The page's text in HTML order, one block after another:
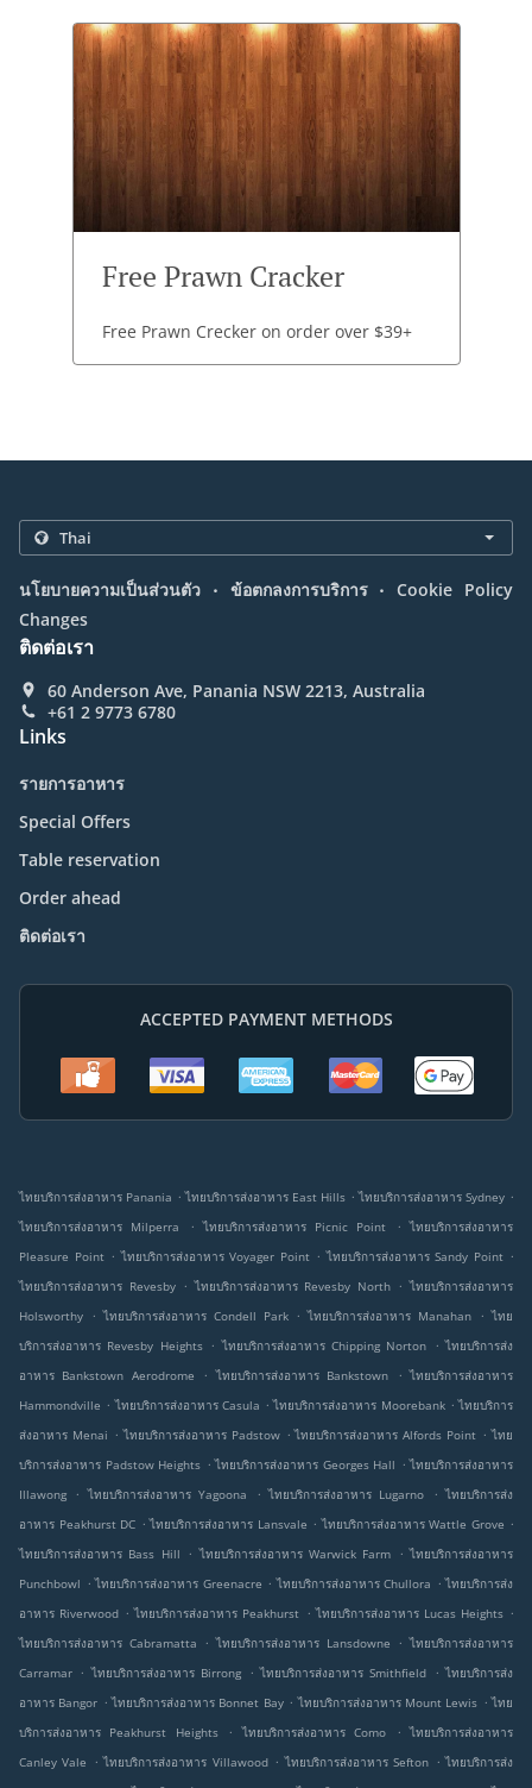
Free Prawn Cracker
Free Prawn Crecker on order over $39+
นโยบายความเป็นส่วนตัว . ข้อตกลงการบริการ . Cookie Policy
Changes
ติดต่อเรา
60 Anderson Ave, Panania NSW 2213, Australia
+61 2 9773 6780
Links
รายการอาหาร
Special Offers
Table reservation
Order ahead
ติดต่อเรา
ACCEPTED PAYMENT METHODS
ไทยบริการส่งอาหาร Panania . ไทยบริการส่งอาหาร East Hills . ไทยบริการส่งอาหาร Sydney .
ไทยบริการส่งอาหาร Milperra
. ไทยบริการส่งอาหาร Picnic Point . ไทยบริการส่งอาหาร
Pleasure Point . ไทยบริการส่งอาหาร Voyager Point . ไทยบริการส่งอาหาร Sandy Point .
ไทยบริการส่งอาหาร Revesby
. ไทยบริการส่งอาหาร Revesby North . ไทยบริการส่งอาหาร
Holsworthy
. ไทยบริการส่งอาหาร Condell Park . ไทยบริการส่งอาหาร Manahan . ไทย
บริการส่งอาหาร Revesby Heights . ไทยบริการส่งอาหาร Chipping Norton . ไทยบริการส่ง
อาหาร Bankstown Aerodrome
. ไทยบริการส่งอาหาร Bankstown . ไทยบริการส่งอาหาร
Hammondville . ไทยบริการส่งอาหาร Casula . ไทยบริการส่งอาหาร Moorebank . ไทยบริการ
ส่งอาหาร Menai . ไทยบริการส่งอาหาร Padstow . ไทยบริการส่งอาหาร Alfords Point . ไทย
บริการส่งอาหาร Padstow Heights . ไทยบริการส่งอาหาร Georges Hall . ไทยบริการส่งอาหาร
Illawong
. ไทยบริการส่งอาหาร Yagoona . ไทยบริการส่งอาหาร Lugarno . ไทยบริการส่ง
อาหาร Peakhurst DC . ไทยบริการส่งอาหาร Lansvale . ไทยบริการส่งอาหาร Wattle Grove .
ไทยบริการส่งอาหาร Bass Hill
. ไทยบริการส่งอาหาร Warwick Farm . ไทยบริการส่งอาหาร
Punchbowl . ไทยบริการส่งอาหาร Greenacre . ไทยบริการส่งอาหาร Chullora . ไทยบริการส่ง
อาหาร Riverwood . ไทยบริการส่งอาหาร Peakhurst . ไทยบริการส่งอาหาร Lucas Heights .
ไทยบริการส่งอาหาร Cabramatta
. ไทยบริการส่งอาหาร Lansdowne . ไทยบริการส่งอาหาร
Carramar . ไทยบริการส่งอาหาร Birrong . ไทยบริการส่งอาหาร Smithfield . ไทยบริการส่ง
อาหาร Bangor . ไทยบริการส่งอาหาร Bonnet Bay . ไทยบริการส่งอาหาร Mount Lewis . ไทย
บริการส่งอาหาร Peakhurst Heights
. ไทยบริการส่งอาหาร Como . ไทยบริการส่งอาหาร
Canley Vale
. ไทยบริการส่งอาหาร Villawood . ไทยบริการส่งอาหาร Sefton . ไทยบริการส่ง